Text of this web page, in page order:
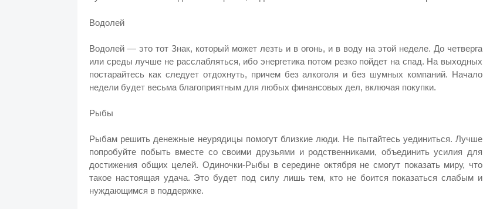
Водолей
Водолей — это тот Знак, который может лезть и в огонь, и в воду на этой неделе. До четверга
или среды лучше не расслабляться, ибо энергетика потом резко пойдет на спад. На выходных
постарайтесь как следует отдохнуть, причем без алкоголя и без шумных компаний. Начало
недели будет весьма благоприятным для любых финансовых дел, включая покупки.
Рыбы
Рыбам решить денежные неурядицы помогут близкие люди. Не пытайтесь уединиться. Лучше
попробуйте побыть вместе со своими друзьями и родственниками, объединить усилия для
достижения общих целей. Одиночки-Рыбы в середине октября не смогут показать миру, что
такое настоящая удача. Это будет под силу лишь тем, кто не боится показаться слабым и
нуждающимся в поддержке.